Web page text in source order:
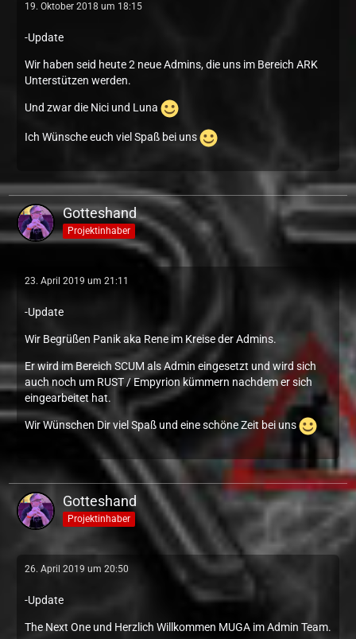
19. Oktober 2018 um 18:15
-Update
Wir haben seid heute 2 neue Admins, die uns im Bereich ARK
Unterstützen werden.
Und zwar die Nici und Luna
Ich Wünsche euch viel Spaß bei uns
Gotteshand
Projektinhaber
23. April 2019 um 21:11
-Update
Wir Begrüßen Panik aka Rene im Kreise der Admins.
Er wird im Bereich SCUM als Admin eingesetzt und wird sich
auch noch um RUST / Empyrion kümmern nachdem er sich
eingearbeitet hat.
Wir Wünschen Dir viel Spaß und eine schöne Zeit bei uns
Gotteshand
Projektinhaber
26. April 2019 um 20:50
-Update
The Next One und Herzlich Willkommen MUGA im Admin Team.